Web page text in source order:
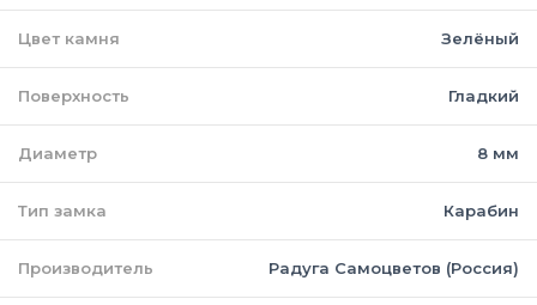
Цвет камня Зелёный
Поверхность Гладкий
Диаметр 8 мм
Тип замка Карабин
Производитель Радуга Самоцветов (Россия)